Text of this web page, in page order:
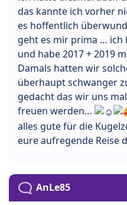
das kannte ich vorher
es hoffentlich
geht es mir prima … ich
und habe 2017 + 2019
Damals hatten wir
überhaupt schwanger
gedacht das wir uns
freuen werden…
alles gute für die
eure aufregende Reise
AnLe85